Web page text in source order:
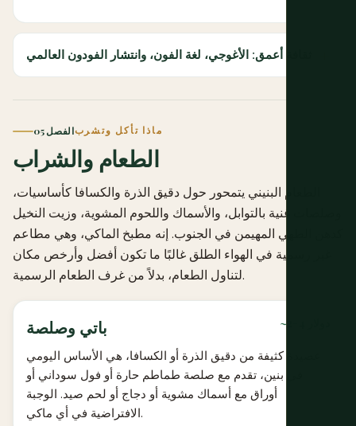
ثقافة أعمق: الأغوجي، لغة الفون، وانتشار الفودون العالمي
الفصل 05ماذا تأكل وتشرب
الطعام والشراب
الطعام البنيني يتمحور حول دقيق الذرة والكسافا كأساسيات،
وصلصات غنية بالتوابل، والأسماك واللحوم المشوية، وزيت النخيل
كدهن الطهي المهيمن في الجنوب. إنه مطبخ الماكي، وهي مطاعم
غير رسمية في الهواء الطلق غالبًا ما تكون أفضل وأرخص مكان
لتناول الطعام، بدلاً من غرف الطعام الرسمية.
باتي وصلصة
عصيدة كثيفة من دقيق الذرة أو الكسافا، هي الأساس اليومي
في بنين، تقدم مع صلصة طماطم حارة أو فول سوداني أو
أوراق مع أسماك مشوية أو دجاج أو لحم صيد. الوجبة
الافتراضية في أي ماكي.